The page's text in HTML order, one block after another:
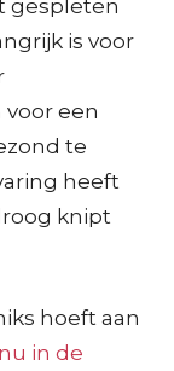
gespleten
is voor
voor een
te
heeft
knipt
hoeft aan
in de